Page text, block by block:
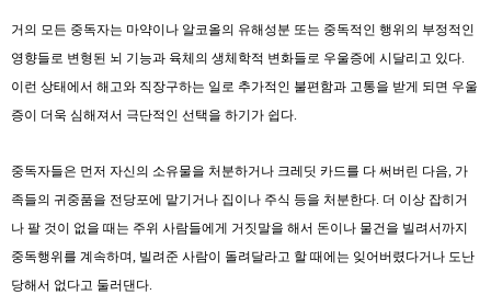
거의 모든 중독자는 마약이나 알코올의 유해성분 또는 중독적인 행위의 부정적인
영향들로 변형된 뇌 기능과 육체의 생체학적 변화들로 우울증에 시달리고 있다
이런 상태에서 해고와 직장구하는 일로 추가적인 불편함과 고통을 받게 되면 우울
증이 더욱 심해져서 극단적인 선택을 하기가 쉽다
중독자들은 먼저 자신의 소유물을 처분하거나 크레딧 카드를 다 써버린 다음 가
족들의 귀중품을 전당포에 맡기거나 집이나 주식 등을 처분한다 더 이상 잡히거
나 팔 것이 없을 때는 주위 사람들에게 거짓말을 해서 돈이나 물건을 빌려서까지
중독행위를 계속하며 빌려준 사람이 돌려달라고 할 때에는 잊어버렸다거나 도난
당해서 없다고 둘러댄다